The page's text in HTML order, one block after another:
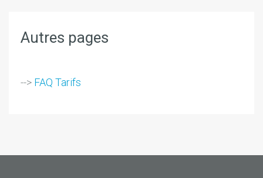
Autres pages
--> FAQ Tarifs